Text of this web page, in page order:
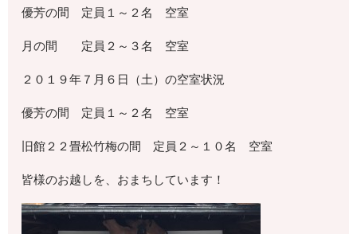
優芳の間 定員１～２名 空室
月の間 定員２～３名 空室
２０１９年７月６日（土）の空室状況
優芳の間 定員１～２名 空室
旧館２２畳松竹梅の間 定員２～１０名 空室
皆様のお越しを、おまちしています！